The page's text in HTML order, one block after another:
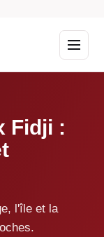
Fidji :
l'île et la